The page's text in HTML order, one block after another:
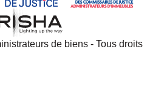
de biens - Tous droits